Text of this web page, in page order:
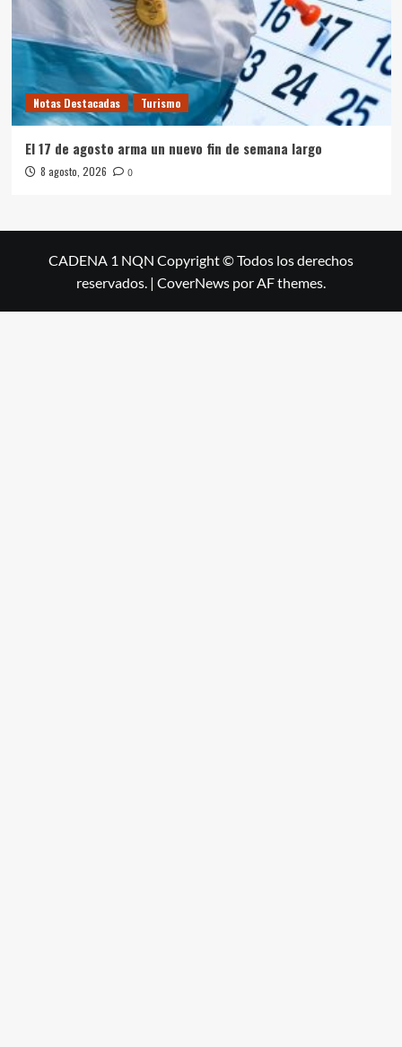
Notas Destacadas Turismo
El 17 de agosto arma un nuevo fin de semana largo
8 agosto, 2026 0
CADENA 1 NQN Copyright © Todos los derechos
reservados. | CoverNews por AF themes.